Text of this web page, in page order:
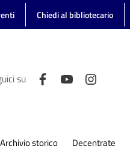
Chiedi al bibliotecario
su
Archivio storico Decentrate